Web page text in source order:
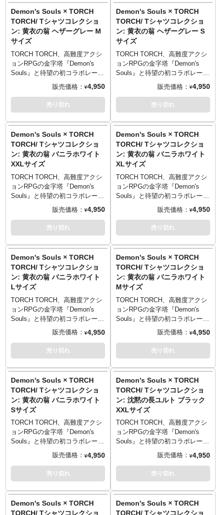
TORCH TORCH OFFICIAL
SITE：https://torchtorch.jp/
© 2021 Sony Interactive
Entertainment Inc.
“Demonʼs Souls” is a trademark
of Sony Interactive
Entertainment Inc.
TORCH TORCH OFFICIAL
SITE：https://torchtorch.jp/
© 2021 Sony Interactive
Entertainment Inc.
“Demonʼs Souls” is a trademark
of Sony Interactive
Entertainment Inc.
■サイズ（着丈／身幅／肩幅／袖
丈）
Sサイズ （65cm／49cm／42cm
／19cm）
Mサイズ （69cm／52cm／46cm
／20cm）
Lサイズ （73cm／55cm／50cm
／22cm）
54cm／24cm）
XXLサイズ （81cm／63cm／
57cm／25cm）
TORCH TORCH OFFICIAL
SITE：https://torchtorch.jp/
© 2021 Sony Interactive
Entertainment Inc.
“Demonʼs Souls” is a trademark
of Sony Interactive
Entertainment Inc.
■サイズ（着丈／身幅／肩幅／袖
丈）
Sサイズ （65cm／49cm／42cm
／19cm）
Mサイズ （69cm／52cm／46cm
／20cm）
Lサイズ （73cm／55cm／50cm
／22cm）
54cm／24cm）
XXLサイズ （81cm／63cm／
57cm／25cm）
TORCH TORCH OFFICIAL
SITE：https://torchtorch.jp/
© 2021 Sony Interactive
Entertainment Inc.
“Demonʼs Souls” is a trademark
of Sony Interactive
Entertainment Inc.
す。遊び心あるギミックをお楽
しみください。
■デザイン: 原田隼、だしこ
■カラー: バニラホワイト、ヘザ
ーグレー、インクブラック
■マテリアル: 綿100% 5.6oz ヘ
ビーウェイトボディ
※ヘザーグレーのみ、ポリエス
PRINTED IN AICHI
■サイズ（着丈／身幅／肩幅／袖
丈）
Sサイズ （65cm／49cm／42cm
／19cm）
Mサイズ （69cm／52cm／46cm
／20cm）
Lサイズ （73cm／55cm／50cm
／22cm）
54cm／24cm）
XXLサイズ （81cm／63cm／
57cm／25cm）
TORCH TORCH OFFICIAL
SITE：https://torchtorch.jp/
© 2021 Sony Interactive
Entertainment Inc.
“Demonʼs Souls” is a trademark
of Sony Interactive
Entertainment Inc.
す。遊び心あるギミックをお楽
しみください。
■デザイン: 原田隼、だしこ
■カラー: バニラホワイト、ヘザ
ーグレー、インクブラック
■マテリアル: 綿100% 5.6oz ヘ
ビーウェイトボディ
※ヘザーグレーのみ、ポリエス
PRINTED IN AICHI
■サイズ（着丈／身幅／肩幅／袖
丈）
Sサイズ （65cm／49cm／42cm
／19cm）
Mサイズ （69cm／52cm／46cm
／20cm）
Lサイズ （73cm／55cm／50cm
／22cm）
54cm／24cm）
XXLサイズ （81cm／63cm／
57cm／25cm）
TORCH TORCH OFFICIAL
SITE：https://torchtorch.jp/
© 2021 Sony Interactive
Entertainment Inc.
“Demonʼs Souls” is a trademark
of Sony Interactive
Entertainment Inc.
体とはうらはらに、ポップに着
こなしやすいアパレルに仕上が
りました。顔料を生地に浸透さ
せた、古着的な味わいのプリン
トがこなれ感満点。頭上に浮か
ぶ“浮遊するソウルの矢”がポップ
なアクセントになっています。
中のユニークな要素「ソウル傾
向」をモチーフにした刺繍が。
「白」「黒」の2種のどちらが付
す。遊び心あるギミックをお楽
しみください。
■デザイン: 原田隼、だしこ
■カラー: バニラホワイト、ヘザ
ーグレー、インクブラック
■マテリアル: 綿100% 5.6oz ヘ
ビーウェイトボディ
※ヘザーグレーのみ、ポリエス
PRINTED IN AICHI
■サイズ（着丈／身幅／肩幅／袖
丈）
Sサイズ （65cm／49cm／42cm
／19cm）
Mサイズ （69cm／52cm／46cm
／20cm）
Lサイズ （73cm／55cm／50cm
／22cm）
54cm／24cm）
XXLサイズ （81cm／63cm／
57cm／25cm）
TORCH TORCH OFFICIAL
SITE：https://torchtorch.jp/
© 2021 Sony Interactive
Entertainment Inc.
“Demonʼs Souls” is a trademark
of Sony Interactive
体とはうらはらに、ポップに着
こなしやすいアパレルに仕上が
りました。顔料を生地に浸透さ
せた、古着的な味わいのプリン
トがこなれ感満点。頭上に浮か
ぶ“浮遊するソウルの矢”がポップ
なアクセントになっています。
中のユニークな要素「ソウル傾
向」をモチーフにした刺繍が。
「白」「黒」の2種のどちらが付
す。遊び心あるギミックをお楽
しみください。
■デザイン: 原田隼、だしこ
■カラー: バニラホワイト、ヘザ
ーグレー、インクブラック
■マテリアル: 綿100% 5.6oz ヘ
ビーウェイトボディ
※ヘザーグレーのみ、ポリエス
PRINTED IN AICHI
■サイズ（着丈／身幅／肩幅／袖
丈）
Sサイズ （65cm／49cm／42cm
／19cm）
Mサイズ （69cm／52cm／46cm
／20cm）
Lサイズ （73cm／55cm／50cm
／22cm）
54cm／24cm）
XXLサイズ （81cm／63cm／
57cm／25cm）
TORCH TORCH OFFICIAL
SITE： https://torchtorch.jp/
© 2021 Sony Interactive
Entertainment Inc.
“Demonʼs Souls” is a trademark
of Sony Interactive
Demon's Souls × TORCH
TORCH/ Tシャツコレクショ
ン: 黄衣の翁 ヘザーグレー M
サイズ
TORCH TORCH、高難度アクシ
ョンRPGの金字塔『Demon's
Souls』と待望の初コラボレーシ
ョンが決定！人気キャラクター
をモチーフにしたTシャツ5型が
「塔のラトリア」最終ステージ
体とはうらはらに、ポップに着
こなしやすいアパレルに仕上が
りました。顔料を生地に浸透さ
せた、古着的な味わいのプリン
トがこなれ感満点。頭上に浮か
ぶ“浮遊するソウルの矢”がポップ
なアクセントになっています。
中のユニークな要素「ソウル傾
向」をモチーフにした刺繍が。
「白」「黒」の2種のどちらが付
す。遊び心あるギミックをお楽
しみください。
■デザイン: 原田隼、だしこ
■カラー: バニラホワイト、ヘザ
ーグレー、インクブラック
■マテリアル: 綿100% 5.6oz ヘ
ビーウェイトボディ
※ヘザーグレーのみ、ポリエス
PRINTED IN AICHI
■サイズ（着丈／身幅／肩幅／袖
丈）
Sサイズ （65cm／49cm／42cm
／19cm）
Mサイズ （69cm／52cm／46cm
／20cm）
Lサイズ （73cm／55cm／50cm
／22cm）
54cm／24cm）
XXLサイズ （81cm／63cm／
57cm／25cm）
TORCH TORCH OFFICIAL
販売価格： ¥4,950
売り切れ
Demon's Souls × TORCH
TORCH/ Tシャツコレクショ
ン: 黄衣の翁 ヘザーグレー S
サイズ
TORCH TORCH、高難度アクシ
ョンRPGの金字塔『Demon's
Souls』と待望の初コラボレーシ
ョンが決定！人気キャラクター
をモチーフにしたTシャツ5型が
「塔のラトリア」最終ステージ
体とはうらはらに、ポップに着
こなしやすいアパレルに仕上が
りました。顔料を生地に浸透さ
せた、古着的な味わいのプリン
トがこなれ感満点。頭上に浮か
ぶ“浮遊するソウルの矢”がポップ
なアクセントになっています。
中のユニークな要素「ソウル傾
向」をモチーフにした刺繍が。
「白」「黒」の2種のどちらが付
す。遊び心あるギミックをお楽
しみください。
■デザイン: 原田隼、だしこ
■カラー: バニラホワイト、ヘザ
ーグレー、インクブラック
■マテリアル: 綿100% 5.6oz ヘ
ビーウェイトボディ
※ヘザーグレーのみ、ポリエス
PRINTED IN AICHI
■サイズ（着丈／身幅／肩幅／袖
丈）
Sサイズ （65cm／49cm／42cm
／19cm）
Mサイズ （69cm／52cm／46cm
／20cm）
Lサイズ （73cm／55cm／50cm
／22cm）
54cm／24cm）
XXLサイズ （81cm／63cm／
57cm／25cm）
TORCH TORCH OFFICIAL
販売価格： ¥4,950
売り切れ
Demon's Souls × TORCH
TORCH/ Tシャツコレクショ
ン: 黄衣の翁 バニラホワイト
XXLサイズ
TORCH TORCH、高難度アクシ
ョンRPGの金字塔『Demon's
Souls』と待望の初コラボレーシ
ョンが決定！人気キャラクター
をモチーフにしたTシャツ5型が
登場です。
「塔のラトリア」最終ステージ
体とはうらはらに、ポップに着
こなしやすいアパレルに仕上が
りました。顔料を生地に浸透さ
せた、古着的な味わいのプリン
トがこなれ感満点。頭上に浮か
ぶ“浮遊するソウルの矢”がポップ
なアクセントになっています。
中のユニークな要素「ソウル傾
向」をモチーフにした刺繍が。
「白」「黒」の2種のどちらが付
す。遊び心あるギミックをお楽
しみください。
■デザイン: 原田隼、だしこ
■カラー: バニラホワイト、ヘザ
ーグレー、インクブラック
■マテリアル: 綿100% 5.6oz ヘ
ビーウェイトボディ
※ヘザーグレーのみ、ポリエス
PRINTED IN AICHI
■サイズ（着丈／身幅／肩幅／袖
丈）
販売価格： ¥4,950
売り切れ
Demon's Souls × TORCH
TORCH/ Tシャツコレクショ
ン: 黄衣の翁 バニラホワイト
XLサイズ
TORCH TORCH、高難度アクシ
ョンRPGの金字塔『Demon's
Souls』と待望の初コラボレーシ
ョンが決定！人気キャラクター
をモチーフにしたTシャツ5型が
登場です。
「塔のラトリア」最終ステージ
体とはうらはらに、ポップに着
こなしやすいアパレルに仕上が
りました。顔料を生地に浸透さ
せた、古着的な味わいのプリン
トがこなれ感満点。頭上に浮か
ぶ“浮遊するソウルの矢”がポップ
なアクセントになっています。
中のユニークな要素「ソウル傾
向」をモチーフにした刺繍が。
「白」「黒」の2種のどちらが付
す。遊び心あるギミックをお楽
しみください。
■デザイン: 原田隼、だしこ
■カラー: バニラホワイト、ヘザ
ーグレー、インクブラック
■マテリアル: 綿100% 5.6oz ヘ
ビーウェイトボディ
※ヘザーグレーのみ、ポリエス
PRINTED IN AICHI
■サイズ（着丈／身幅／肩幅／袖
丈）
販売価格： ¥4,950
売り切れ
Demon's Souls × TORCH
TORCH/ Tシャツコレクショ
ン: 黄衣の翁 バニラホワイト
Lサイズ
TORCH TORCH、高難度アクシ
ョンRPGの金字塔『Demon's
Souls』と待望の初コラボレーシ
ョンが決定！人気キャラクター
をモチーフにしたTシャツ5型が
「塔のラトリア」最終ステージ
体とはうらはらに、ポップに着
こなしやすいアパレルに仕上が
りました。顔料を生地に浸透さ
せた、古着的な味わいのプリン
トがこなれ感満点。頭上に浮か
ぶ“浮遊するソウルの矢”がポップ
なアクセントになっています。
中のユニークな要素「ソウル傾
向」をモチーフにした刺繍が。
「白」「黒」の2種のどちらが付
す。遊び心あるギミックをお楽
しみください。
販売価格： ¥4,950
売り切れ
Demon's Souls × TORCH
TORCH/ Tシャツコレクショ
ン: 黄衣の翁 バニラホワイト
Mサイズ
TORCH TORCH、高難度アクシ
ョンRPGの金字塔『Demon's
Souls』と待望の初コラボレーシ
ョンが決定！人気キャラクター
をモチーフにしたTシャツ5型が
「塔のラトリア」最終ステージ
体とはうらはらに、ポップに着
こなしやすいアパレルに仕上が
りました。顔料を生地に浸透さ
せた、古着的な味わいのプリン
トがこなれ感満点。頭上に浮か
ぶ“浮遊するソウルの矢”がポップ
なアクセントになっています。
中のユニークな要素「ソウル傾
向」をモチーフにした刺繍が。
「白」「黒」の2種のどちらが付
す。遊び心あるギミックをお楽
しみください。
販売価格： ¥4,950
売り切れ
Demon's Souls × TORCH
TORCH/ Tシャツコレクショ
ン: 黄衣の翁 バニラホワイト
Sサイズ
TORCH TORCH、高難度アクシ
ョンRPGの金字塔『Demon's
Souls』と待望の初コラボレーシ
ョンが決定！人気キャラクター
をモチーフにしたTシャツ5型が
「塔のラトリア」最終ステージ
体とはうらはらに、ポップに着
販売価格： ¥4,950
売り切れ
Demon's Souls × TORCH
TORCH/ Tシャツコレクショ
ン: 沈黙の長ユルト ブラック
XXLサイズ
TORCH TORCH、高難度アクシ
ョンRPGの金字塔『Demon's
Souls』と待望の初コラボレーシ
ョンが決定！人気キャラクター
をモチーフにしたTシャツ5型が
プレイヤーの親切心をもてあそ
名詞ともいえるあの台詞のみを
販売価格： ¥4,950
売り切れ
Demon's Souls × TORCH
TORCH/ Tシャツコレクショ
Demon's Souls × TORCH
TORCH/ Tシャツコレクショ